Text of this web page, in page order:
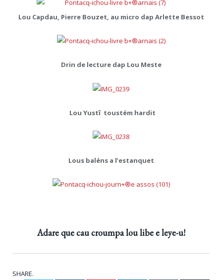
Lou Capdau, Pierre Bouzet, au micro dap Arlette Bessot
Drin de lecture dap Lou Meste
Lou Yustî toustém hardit
Lous baléns a l’estanquet
Adare que cau croumpa lou libe e leye-u!
SHARE.